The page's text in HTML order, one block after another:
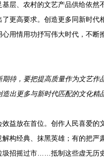
层、农村的文艺产品供给依
更高要求。创造更多同新时代
用情用功抒写伟大时代，不
待，要把提高质量作为文艺作
出更多与新时代匹配的文化精品
放在首位。创作人民喜爱的
构经典、抹黑英雄；有的把
圾招摇过市……抵制这些虚无历